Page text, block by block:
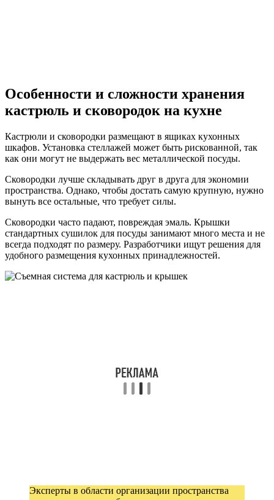
Особенности и сложности хранения
кастрюль и сковородок на кухне
Кастрюли и сковородки размещают в ящиках кухонных
шкафов. Установка стеллажей может быть рискованной, так
как они могут не выдержать вес металлической посуды.
Сковородки лучше складывать друг в друга для экономии
пространства. Однако, чтобы достать самую крупную, нужно
вынуть все остальные, что требует силы.
Сковородки часто падают, повреждая эмаль. Крышки
стандартных сушилок для посуды занимают много места и не
всегда подходят по размеру. Разработчики ищут решения для
удобного размещения кухонных принадлежностей.
Эксперты в области организации пространства